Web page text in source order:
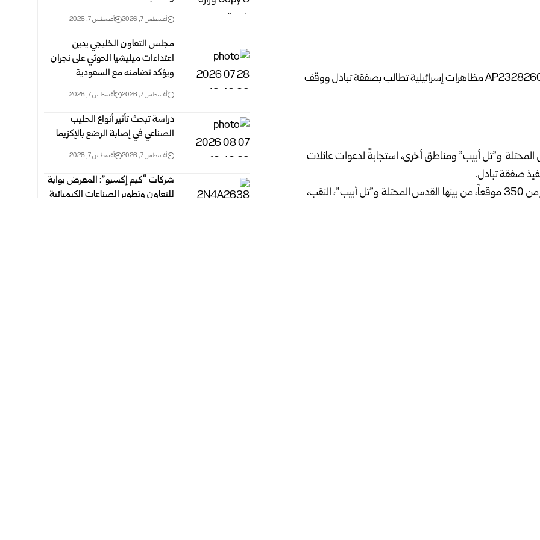
المحتلة و”تل أبيب” ومناطق أخرى، استجابةً لدعوات عائلات
صفقة تبادل.
وذكرت وسائل إعلام إسرائيلية أن التظاهرات خرجت في أكثر من 350 موقعاً، من بينها القدس المحتلة و”تل أبيب”، النقب،
أغسطس 7, 2026 أغسطس 7, 2026
مجلس التعاون الخليجي يدين
اعتداءات ميليشيا الحوثي على نجران
ويؤكد تضامنه مع السعودية
أغسطس 7, 2026 أغسطس 7, 2026
دراسة تبحث تأثير أنواع الحليب
الصناعي في إصابة الرضع بالإكزيما
أغسطس 7, 2026 أغسطس 7, 2026
شركات “كيم إكسبو”: المعرض بوابة
للتعاون وتطوير الصناعات الكيميائية